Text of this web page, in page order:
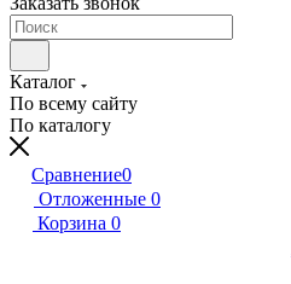
Каталог
По всему сайту
По каталогу
Сравнение0
Отложенные 0
Корзина 0